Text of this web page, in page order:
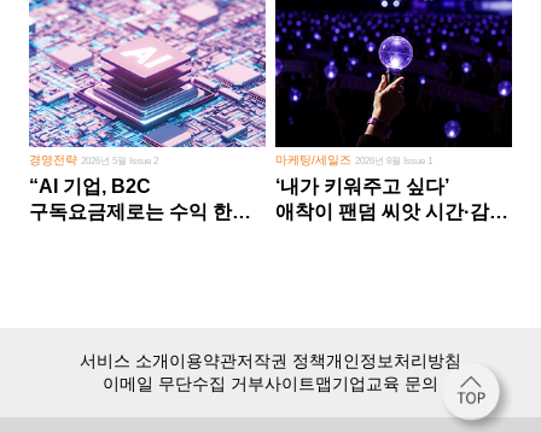
경영전략 2026년 5월 Issue 2
“AI 기업, B2C
구독요금제로는 수익 한계
마케팅/세일즈 2026년 8월 Issue 1
‘내가 키워주고 싶다’
애착이 팬덤 씨앗 시간·감정
서비스 소개이용약관저작권 정책개인정보처리방침
이메일 무단수집 거부사이트맵기업교육 문의